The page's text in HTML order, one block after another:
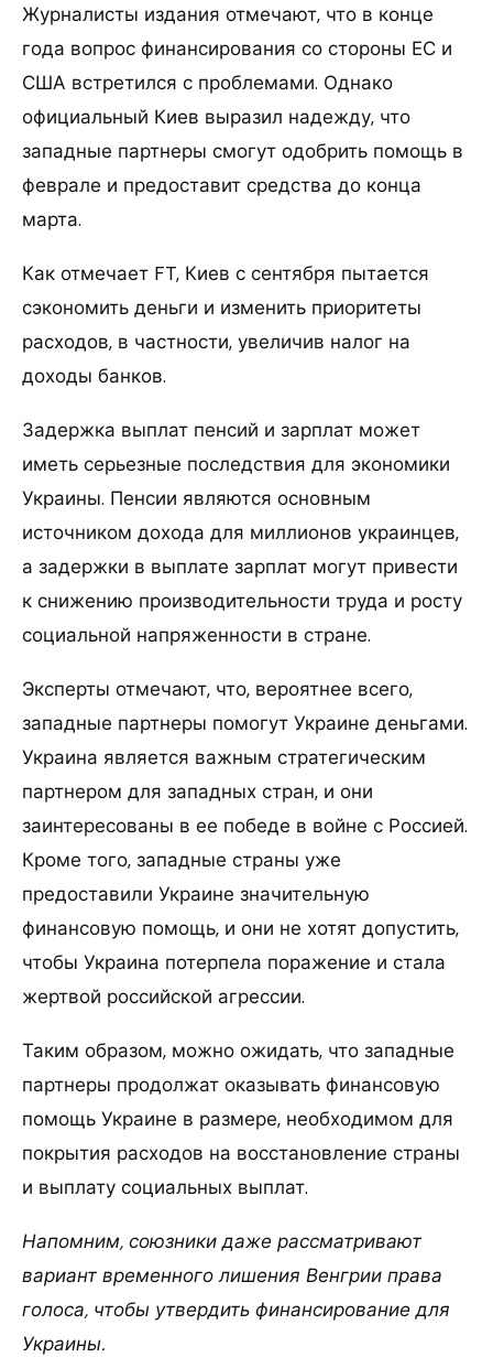
Журналисты издания отмечают, что в конце
года вопрос финансирования со стороны ЕС и
США встретился с проблемами. Однако
официальный Киев выразил надежду, что
западные партнеры смогут одобрить помощь в
феврале и предоставит средства до конца
марта.
Как отмечает FT, Киев с сентября пытается
сэкономить деньги и изменить приоритеты
расходов, в частности, увеличив налог на
доходы банков.
Задержка выплат пенсий и зарплат может
иметь серьезные последствия для экономики
Украины. Пенсии являются основным
источником дохода для миллионов украинцев,
а задержки в выплате зарплат могут привести
к снижению производительности труда и росту
социальной напряженности в стране.
Эксперты отмечают, что, вероятнее всего,
западные партнеры помогут Украине деньгами.
Украина является важным стратегическим
партнером для западных стран, и они
заинтересованы в ее победе в войне с Россией.
Кроме того, западные страны уже
предоставили Украине значительную
финансовую помощь, и они не хотят допустить,
чтобы Украина потерпела поражение и стала
жертвой российской агрессии.
Таким образом, можно ожидать, что западные
партнеры продолжат оказывать финансовую
помощь Украине в размере, необходимом для
покрытия расходов на восстановление страны
и выплату социальных выплат.
Напомним, союзники даже рассматривают
вариант временного лишения Венгрии права
голоса, чтобы утвердить финансирование для
Украины.